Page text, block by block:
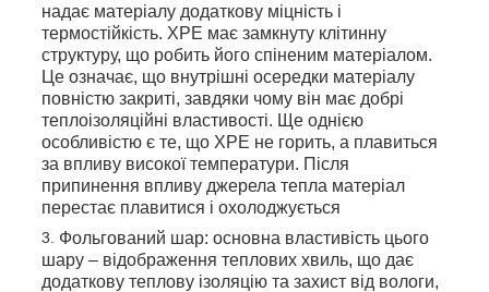
надає матеріалу додаткову міцність і
термостійкість. XPE має замкнуту клітинну
структуру, що робить його спіненим матеріалом.
Це означає, що внутрішні осередки матеріалу
повністю закриті, завдяки чому він має добрі
теплоізоляційні властивості. Ще однією
особливістю є те, що ХРЕ не горить, а плавиться
за впливу високої температури. Після
припинення впливу джерела тепла матеріал
перестає плавитися і охолоджується
Фольгований шар: основна властивість цього
шару – відображення теплових хвиль, що дає
додаткову теплову ізоляцію та захист від вологи,